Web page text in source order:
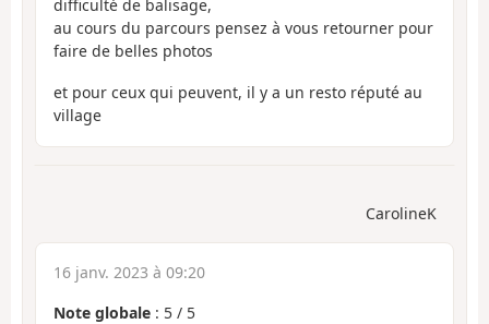
difficulté de balisage,
au cours du parcours pensez à vous retourner pour
faire de belles photos
et pour ceux qui peuvent, il y a un resto réputé au
village
CarolineK
16 janv. 2023 à 09:20
Note globale : 5 / 5